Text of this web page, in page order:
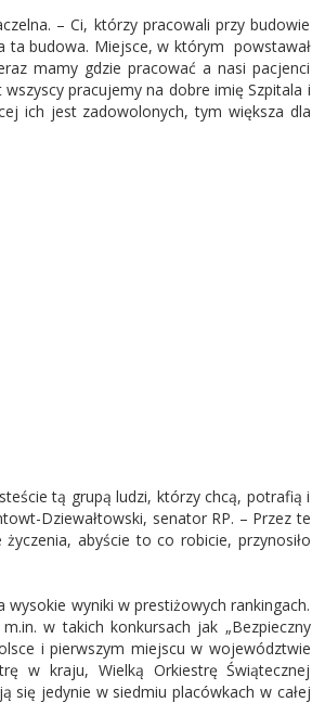
– Ci, którzy pracowali przy budowie
ta budowa. Miejsce, w którym powstawał
mamy gdzie pracować a nasi pacjenci
pracujemy na dobre imię Szpitala i
ich jest zadowolonych, tym większa dla
tą grupą ludzi, którzy chcą, potrafią i
Dziewałtowski, senator RP. – Przez te
abyście to co robicie, przynosiło
wyniki w prestiżowych rankingach.
w takich konkursach jak „Bezpieczny
i pierwszym miejscu w województwie
w kraju, Wielką Orkiestrę Świątecznej
się jedynie w siedmiu placówkach w całej